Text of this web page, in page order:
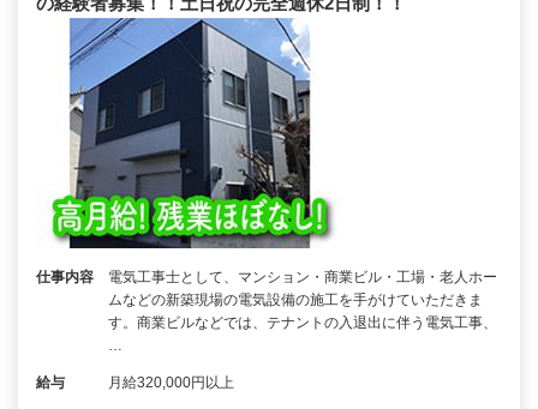
仕事内容
電気工事士として、マンション・商業ビル・工場・老人ホー
ムなどの新築現場の電気設備の施工を手がけていただきま
す。商業ビルなどでは、テナントの入退出に伴う電気工事、
給与 月給320,000円以上